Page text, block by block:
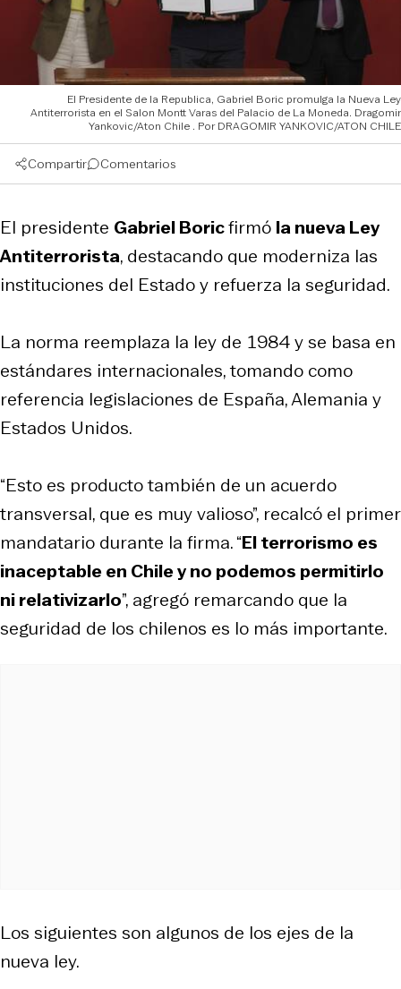
El Presidente de la Republica, Gabriel Boric promulga la Nueva Ley
Antiterrorista en el Salon Montt Varas del Palacio de La Moneda. Dragomir
Yankovic/Aton Chile
DRAGOMIR YANKOVIC/ATON CHILE
Compartir Comentarios
El presidente Gabriel Boricfirmó la nueva Ley
Antiterrorista, destacando que moderniza las
instituciones del Estado y refuerza la seguridad.
La norma reemplaza la ley de 1984 y se basa en
estándares internacionales, tomando como
referencia legislaciones de España, Alemania y
Estados Unidos.
“Esto es producto también de un acuerdo
transversal, que es muy valioso”, recalcó el primer
mandatario durante la firma. “El terrorismo es
inaceptable en Chile y no podemos permitirlo
ni relativizarlo”, agregó remarcando que la
seguridad de los chilenos es lo más importante.
Los siguientes son algunos de los ejes de la
nueva ley.